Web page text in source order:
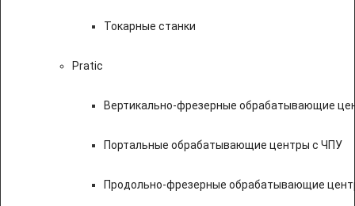
Токарные станки
Pratic
Вертикально-фрезерные обрабатывающие
Портальные обрабатывающие центры с ЧПУ
Продольно-фрезерные обрабатывающие